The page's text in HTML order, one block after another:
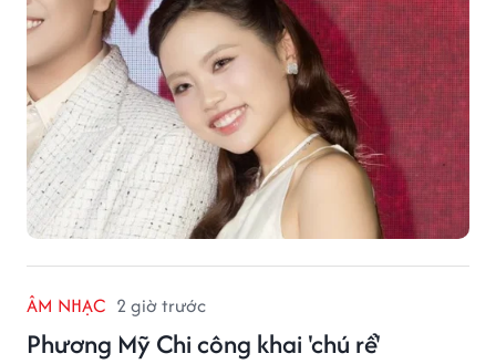
ÂM NHẠC 2 giờ trước
Phương Mỹ Chi công khai 'chú rể'